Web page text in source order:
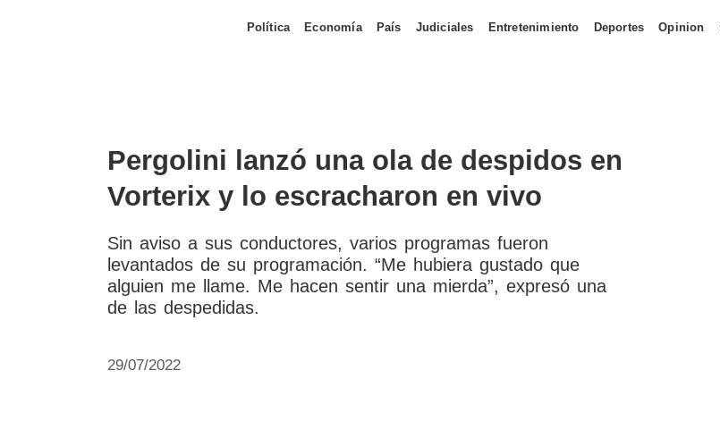
Política Economía País Judiciales Entretenimiento Deportes Opinion
Pergolini lanzó una ola de despidos en
Vorterix y lo escracharon en vivo
Sin aviso a sus conductores, varios programas fueron
levantados de su programación. “Me hubiera gustado que
alguien me llame. Me hacen sentir una mierda”, expresó una
de las despedidas.
29/07/2022